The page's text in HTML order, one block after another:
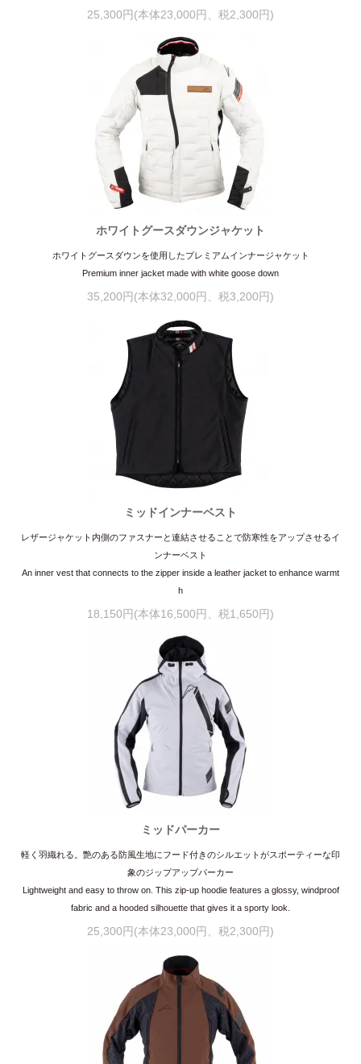
25,300円(本体23,000円、税2,300円)
ホワイトグースダウンジャケット
ホワイトグースダウンを使用したプレミアムインナージャケット
Premium inner jacket made with white goose down
35,200円(本体32,000円、税3,200円)
ミッドインナーベスト
レザージャケット内側のファスナーと連結させることで防寒性をアップさせるイ
ンナーベスト
An inner vest that connects to the zipper inside a leather jacket to enhance warmt
h
18,150円(本体16,500円、税1,650円)
ミッドパーカー
軽く羽織れる。艶のある防風生地にフード付きのシルエットがスポーティーな印
象のジップアップパーカー
Lightweight and easy to throw on. This zip-up hoodie features a glossy, windproof
fabric and a hooded silhouette that gives it a sporty look.
25,300円(本体23,000円、税2,300円)